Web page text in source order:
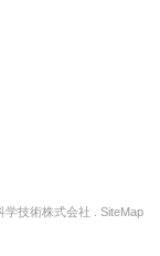
学技術株式会社 . SiteMap